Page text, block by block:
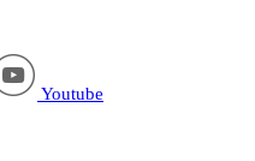
Youtube